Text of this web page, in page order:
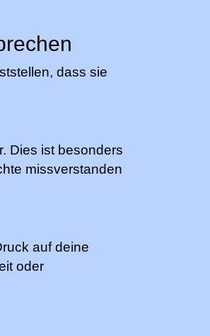
dass sie
Dies ist besonders
missverstanden
auf deine
oder